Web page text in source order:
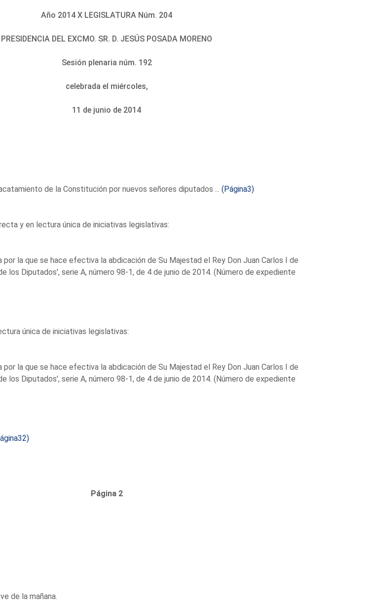
Año 2014 X LEGISLATURA Núm. 204
PRESIDENCIA DEL EXCMO. SR. D. JESÚS POSADA MORENO
Sesión plenaria núm. 192
celebrada el miércoles,
11 de junio de 2014
de la Constitución por nuevos señores diputados ... (Página3)
y en lectura única de iniciativas legislativas:
la que se hace efectiva la abdicación de Su Majestad el Rey Don Juan Carlos I de
los Diputados', serie A, número 98-1, de 4 de junio de 2014. (Número de expediente
única de iniciativas legislativas:
la que se hace efectiva la abdicación de Su Majestad el Rey Don Juan Carlos I de
los Diputados', serie A, número 98-1, de 4 de junio de 2014. (Número de expediente
Página 2
de la mañana.